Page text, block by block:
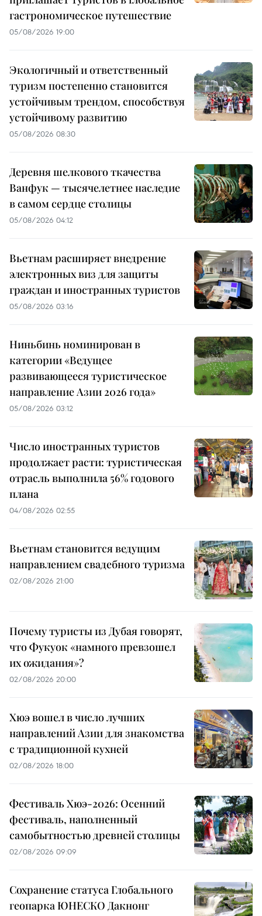
гастрономическое путешествие
05/08/2026 19:00
Экологичный и ответственный
туризм постепенно становится
устойчивым трендом, способствуя
устойчивому развитию
05/08/2026 08:30
Деревня шелкового ткачества
Ванфук — тысячелетнее наследие
в самом сердце столицы
05/08/2026 04:12
Вьетнам расширяет внедрение
электронных виз для защиты
граждан и иностранных туристов
05/08/2026 03:16
Ниньбинь номинирован в
категории «Ведущее
развивающееся туристическое
направление Азии 2026 года»
05/08/2026 03:12
Число иностранных туристов
продолжает расти: туристическая
отрасль выполнила 56% годового
плана
04/08/2026 02:55
Вьетнам становится ведущим
направлением свадебного туризма
02/08/2026 21:00
Почему туристы из Дубая говорят,
что Фукуок «намного превзошел
их ожидания»?
02/08/2026 20:00
Хюэ вошел в число лучших
направлений Азии для знакомства
с традиционной кухней
02/08/2026 18:00
Фестиваль Хюэ-2026: Осенний
фестиваль, наполненный
самобытностью древней столицы
02/08/2026 09:09
Сохранение статуса Глобального
геопарка ЮНЕСКО Дакнонг